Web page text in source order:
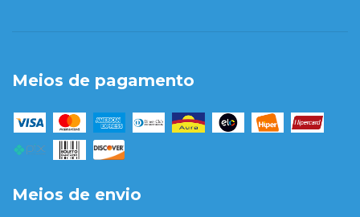
Meios de pagamento
Meios de envio